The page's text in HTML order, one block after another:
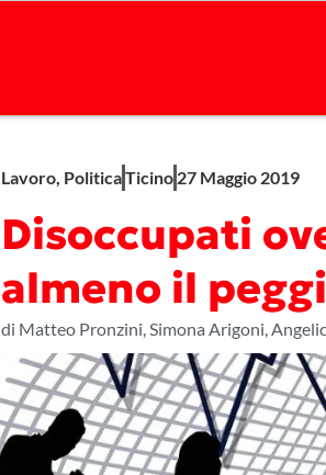
Lavoro PoliticaTicino 27 Maggio 2019
Disoccupati
almeno il
di Matteo Pronzini, Simona Arigoni,